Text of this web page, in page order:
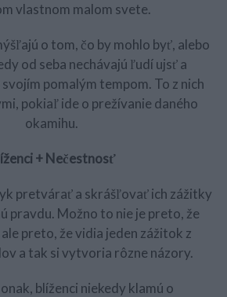
vlastnom malom svete.
o tom, čo by mohlo byť, alebo
od seba nechávajú ľudí ujsť a
pomalým tempom. To z nich
pokiaľ ide o prežívanie daného
okamihu.
+ Nečestnosť
pretvárať a skrášľovať ich zážitky
pravdu. Možno to nie je preto, že
preto, že vidia jeden zážitok z
a tak si vytvoria rôzne názory.
blíženci niekedy klamú o